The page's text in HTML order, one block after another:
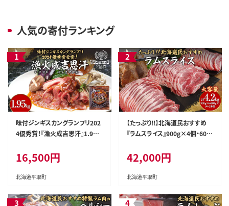
人気の寄付ランキング
味付ジンギスカングランプリ202
4優秀賞！『漁火成吉思汗』1.95k
16,500円
北海道平取町
【たっぷり!!】北海道民おすすめ
『ラムスライス』900g×4個・600
04
42,000円
北海道平取町